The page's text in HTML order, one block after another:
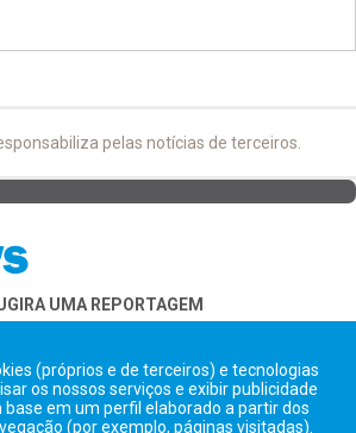
pelas notícias de terceiros.
(próprios e de terceiros) e tecnologias
os nossos serviços e exibir publicidade
em um perfil elaborado a partir dos
(por exemplo, páginas visitadas).
UMA REPORTAGEM